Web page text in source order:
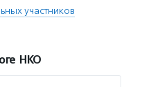
участников
НКО